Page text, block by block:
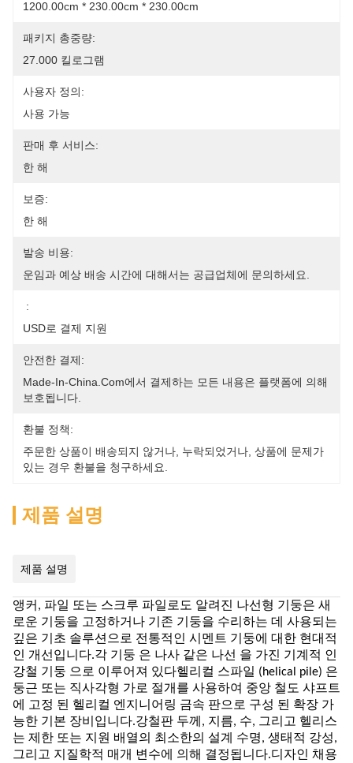
1200.00cm * 230.00cm * 230.00cm
패키지 총중량:
27.000 킬로그램
사용자 정의:
사용 가능
판매 후 서비스:
한 해
보증:
한 해
발송 비용:
운임과 예상 배송 시간에 대해서는 공급업체에 문의하세요.
:
USD로 결제 지원
안전한 결제:
Made-In-China.com에서 결제하는 모든 내용은 플랫폼에 의해
보호됩니다.
환불 정책:
주문한 상품이 배송되지 않거나, 누락되었거나, 상품에 문제가
있는 경우 환불을 청구하세요.
제품 설명
제품 설명
앵커, 파일 또는 스크루 파일로도 알려진 나선형 기둥은 새
로운 기둥을 고정하거나 기존 기둥을 수리하는 데 사용되는
깊은 기초 솔루션으로 전통적인 시멘트 기둥에 대한 현대적
인 개선입니다.각 기둥 은 나사 같은 나선 을 가진 기계적 인
강철 기둥 으로 이루어져 있다헬리컬 스파일 (helical pile) 은
둥근 또는 직사각형 가로 절개를 사용하여 중앙 철도 샤프트
에 고정 된 헬리컬 엔지니어링 금속 판으로 구성 된 확장 가
능한 기본 장비입니다.강철판 두께, 지름, 수, 그리고 헬리스
는 제한 또는 지원 배열의 최소한의 설계 수명, 생태적 강성,
그리고 지질학적 매개 변수에 의해 결정됩니다.디자인 채용